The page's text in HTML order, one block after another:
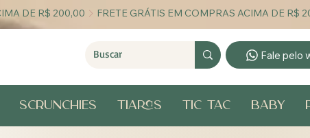
Fale pelo
Scrunchies Tiaras Tic Tac Baby